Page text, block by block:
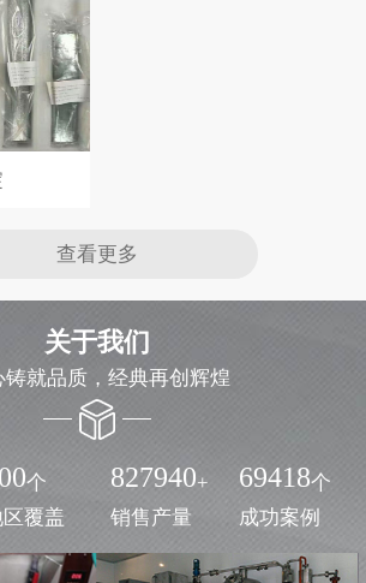
查看更多
关于我们
铸就品质，经典再创辉煌
个
覆盖
827940+
销售产量
69418个
成功案例